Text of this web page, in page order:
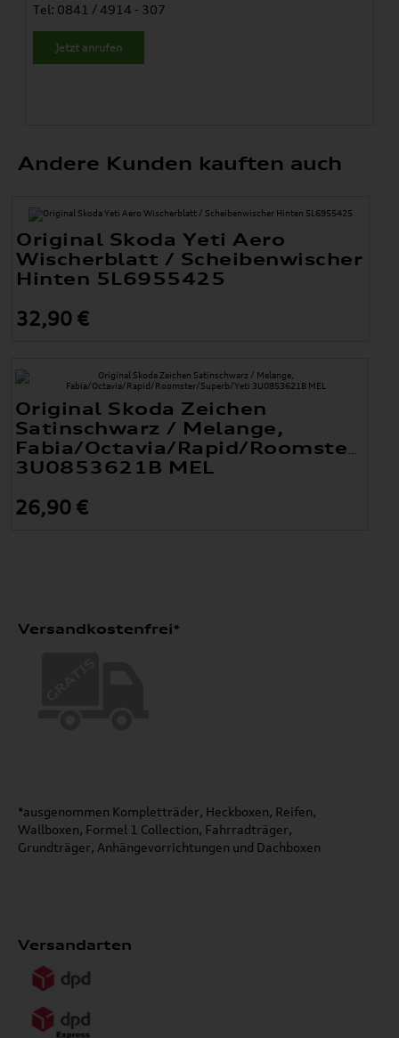
Tel: 0841 / 4914 - 307
Jetzt anrufen
Andere Kunden kauften auch
Original Skoda Yeti Aero
Wischerblatt / Scheibenwischer
Hinten 5L6955425
32,90 €
Original Skoda Zeichen
Satinschwarz / Melange,
Fabia/Octavia/Rapid/Roomster/
3U0853621B MEL
26,90 €
Versandkostenfrei*
*ausgenommen Kompletträder, Heckboxen, Reifen,
Wallboxen, Formel 1 Collection, Fahrradträger,
Grundträger, Anhängevorrichtungen und Dachboxen
Versandarten